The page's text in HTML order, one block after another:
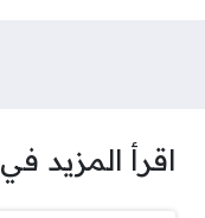
اقرأ المزيد في